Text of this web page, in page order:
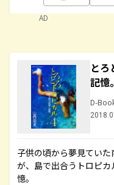
AD
と
記
D-
子供の頃から夢見てい
が、島で出合うトロピ
憶。